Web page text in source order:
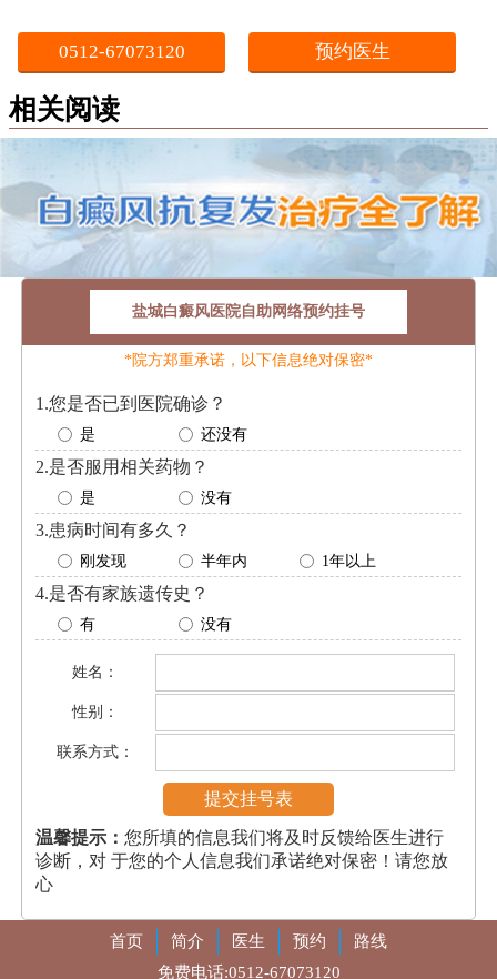
0512-67073120 预约医生
相关阅读
盐城白癜风医院自助网络预约挂号
*院方郑重承诺，以下信息绝对保密*
1.您是否已到医院确诊？
是 还没有
2.是否服用相关药物？
是 没有
3.患病时间有多久？
刚发现 半年内 1年以上
4.是否有家族遗传史？
有 没有
姓名：
性别：
联系方式：
温馨提示：您所填的信息我们将及时反馈给医生进行
诊断，对 于您的个人信息我们承诺绝对保密！请您放
心
首页 简介 医生 预约
路线
免费电话:0512-67073120